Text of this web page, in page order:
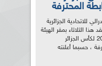
المحترفة
للاتحادية الجزائرية
هذا الثلاثاء بمقر الهيئة
بدالي ابراهيم ، إلغاء طبعة 2021 لكأس الجزائر
، حسبما أعلنته